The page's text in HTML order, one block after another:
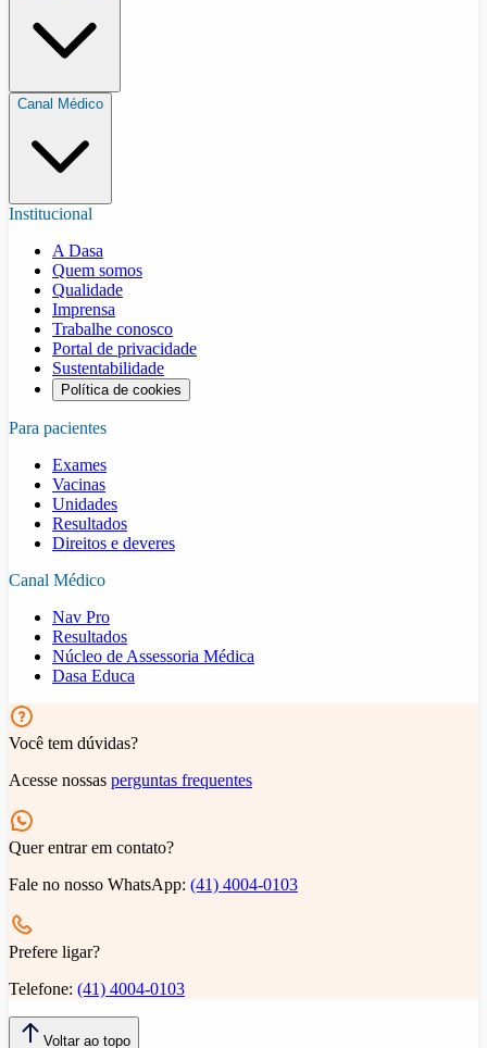
Canal Médico
Institucional
A Dasa
Quem somos
Qualidade
Imprensa
Trabalhe conosco
Portal de privacidade
Sustentabilidade
Política de cookies
Para pacientes
Exames
Vacinas
Unidades
Resultados
Direitos e deveres
Canal Médico
Nav Pro
Resultados
Núcleo de Assessoria Médica
Dasa Educa
Você tem dúvidas?
Acesse nossas perguntas frequentes
Quer entrar em contato?
Fale no nosso WhatsApp: (41) 4004-0103
Prefere ligar?
Telefone: (41) 4004-0103
Voltar ao topo